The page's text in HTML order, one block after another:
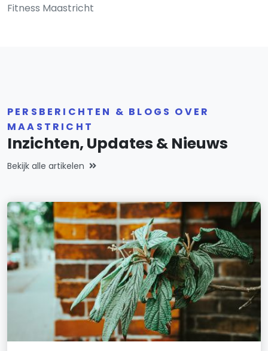
Fitness Maastricht
PERSBERICHTEN & BLOGS OVER
MAASTRICHT
Inzichten, Updates & Nieuws
Bekijk alle artikelen